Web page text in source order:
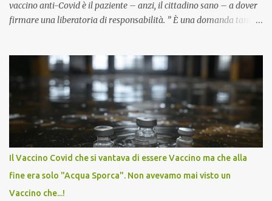
vaccino anti-Covid è il paziente – anzi, il cittadino sano – a dover
firmare una liberatoria di responsabilità. ” È una domanda tanto
pandemia. Un interrogativo che dovrebbe scuotere chiunque abbia
ancora il coraggio di pensare con la propria testa. Per il vaccino
anti-Covid, un pro-farmaco, con autorizzazione condizionata,
sviluppato in tempi record, con tecnologie mai utilizzate prima su
larga scala, ancora oggetto di studio e di discussione
internazionale serve solo una firma. La tua. Lo si somministra
anche a persone sane, giovani, senza fattori di rischio, spesso già
serve una prescrizione. Non c’è diagnosi. Non c’è presa in carico.
L’unico atto richiesto è una fi...
Il Vaccino Covid che si vantava di essere Vaccino ma che alla
fine era solo "Acqua Sporca". Non avevamo mai visto un
Vaccino che...!